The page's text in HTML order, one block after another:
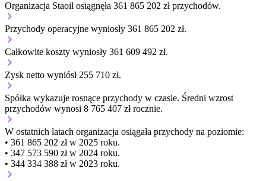
Organizacja Staoil osiągnęła 361 865 202 zł przychodów.
Przychody operacyjne wyniosły 361 865 202 zł.
Całkowite koszty wyniosły 361 609 492 zł.
Zysk netto wyniósł 255 710 zł.
Spółka wykazuje rosnące przychody w czasie. Średni wzrost
przychodów wynosi 8 765 407 zł rocznie.
W ostatnich latach organizacja osiągała przychody na poziomie:
• 361 865 202 zł w 2025 roku.
• 347 573 590 zł w 2024 roku.
• 344 334 388 zł w 2023 roku.